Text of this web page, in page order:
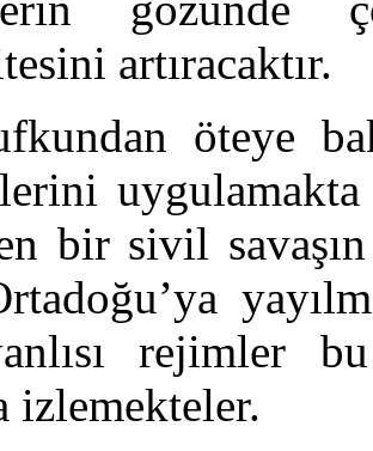
artıracaktır.
öteye
bir sivil
rejimler
izlemekteler.